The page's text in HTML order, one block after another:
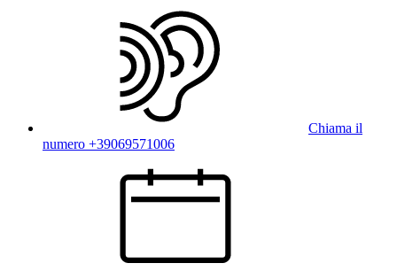
Chiama il
numero +39069571006